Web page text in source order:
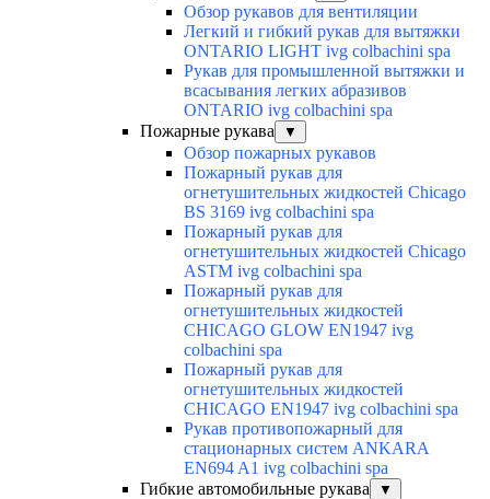
Обзор рукавов для вентиляции
Легкий и гибкий рукав для вытяжки
ONTARIO LIGHT ivg colbachini spa
Рукав для промышленной вытяжки и
всасывания легких абразивов
ONTARIO ivg colbachini spa
Пожарные рукава
▼
Обзор пожарных рукавов
Пожарный рукав для
огнетушительных жидкостей Chicago
BS 3169 ivg colbachini spa
Пожарный рукав для
огнетушительных жидкостей Chicago
ASTM ivg colbachini spa
Пожарный рукав для
огнетушительных жидкостей
CHICAGO GLOW EN1947 ivg
colbachini spa
Пожарный рукав для
огнетушительных жидкостей
CHICAGO EN1947 ivg colbachini spa
Рукав противопожарный для
стационарных систем ANKARA
EN694 A1 ivg colbachini spa
Гибкие автомобильные рукава
▼